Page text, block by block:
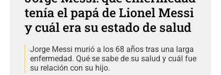
tenía el papá de Lionel Messi
y cuál era su estado de salud
Jorge Messi murió a los 68 años tras una larga
enfermedad. Qué se sabe de su salud y cuál fue
su relación con su hijo.